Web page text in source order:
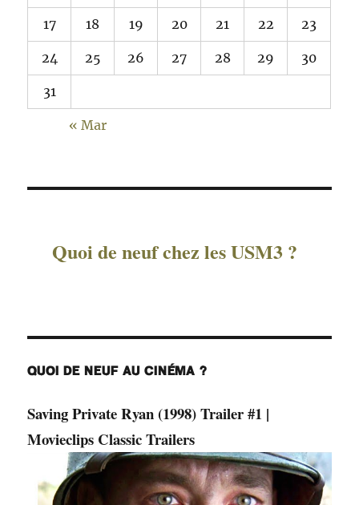
17 18 19 20 21 22 23
24 25 26 27 28 29 30
31
« Mar
Quoi de neuf chez les USM3 ?
QUOI DE NEUF AU CINÉMA ?
Saving Private Ryan (1998) Trailer #1 |
Movieclips Classic Trailers